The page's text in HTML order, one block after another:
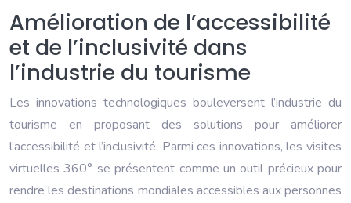
Amélioration de l’accessibilité
et de l’inclusivité dans
l’industrie du tourisme
Les innovations technologiques bouleversent l’industrie du
tourisme en proposant des solutions pour améliorer
l’accessibilité et l’inclusivité. Parmi ces innovations, les visites
virtuelles 360° se présentent comme un outil précieux pour
rendre les destinations mondiales accessibles aux personnes